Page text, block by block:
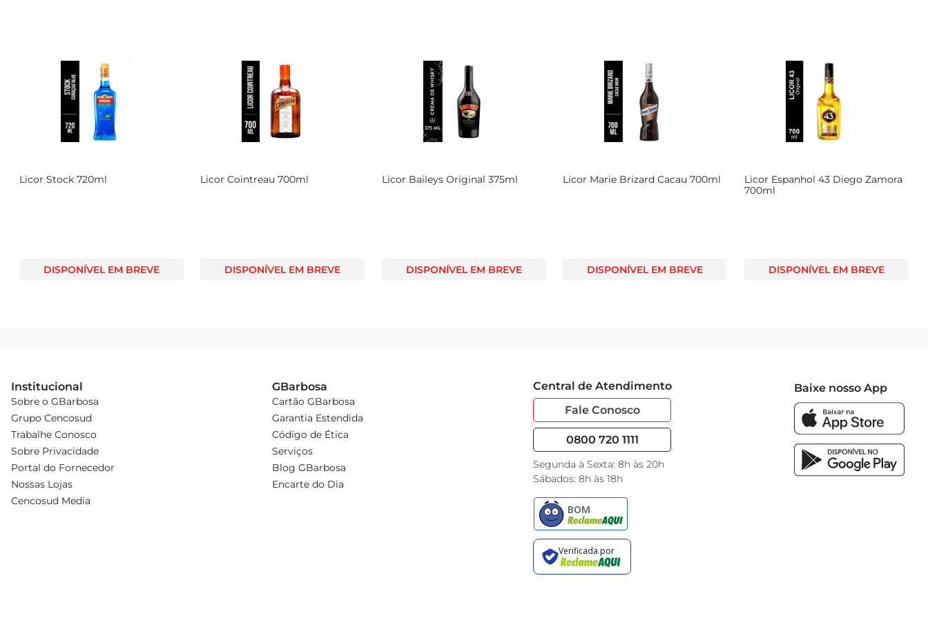
Licor Stock 720ml
DISPONÍVEL EM BREVE
Licor Cointreau 700ml
DISPONÍVEL EM BREVE
Licor Baileys Original 375ml
DISPONÍVEL EM BREVE
Licor Marie Brizard Cacau 700ml
DISPONÍVEL EM BREVE
Licor Espanhol 43 Diego Zamora
700ml
DISPONÍVEL EM BREVE
Institucional
Sobre o GBarbosa
Grupo Cencosud
Trabalhe Conosco
Sobre Privacidade
Portal do Fornecedor
Nossas Lojas
Cencosud Media
GBarbosa
Cartão GBarbosa
Garantia Estendida
Código de Ética
Serviços
Blog GBarbosa
Encarte do Dia
Central de Atendimento
Fale Conosco
0800 720 1111
Segunda à Sexta: 8h às 20h
Sábados: 8h às 18h
Baixe nosso App